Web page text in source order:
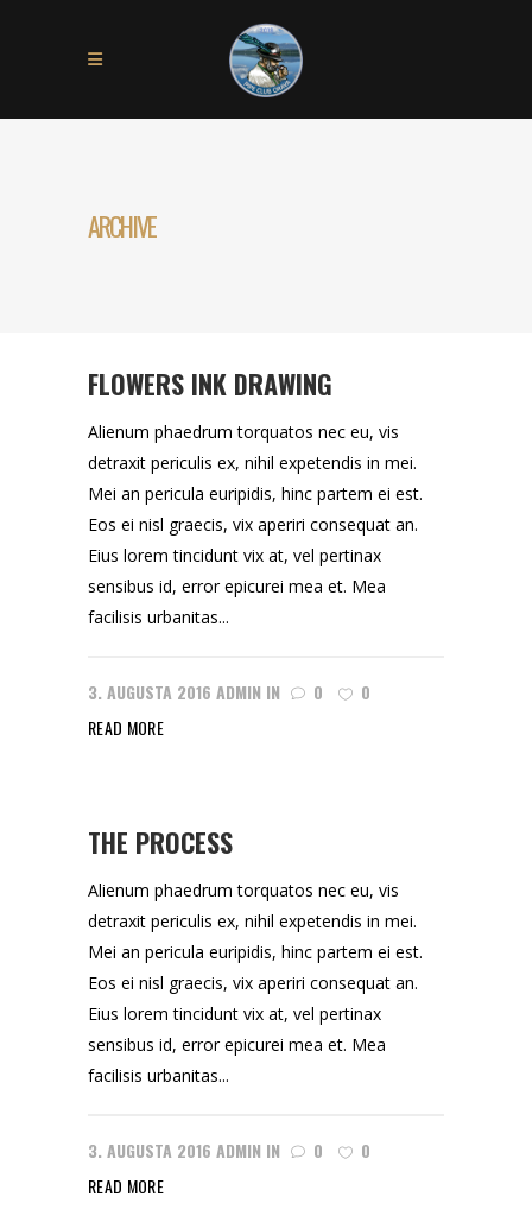
ARCHIVE
FLOWERS INK DRAWING
Alienum phaedrum torquatos nec eu, vis
detraxit periculis ex, nihil expetendis in mei.
Mei an pericula euripidis, hinc partem ei est.
Eos ei nisl graecis, vix aperiri consequat an.
Eius lorem tincidunt vix at, vel pertinax
sensibus id, error epicurei mea et. Mea
facilisis urbanitas...
3. AUGUSTA 2016 ADMIN IN 0
0
READ MORE
THE PROCESS
Alienum phaedrum torquatos nec eu, vis
detraxit periculis ex, nihil expetendis in mei.
Mei an pericula euripidis, hinc partem ei est.
Eos ei nisl graecis, vix aperiri consequat an.
Eius lorem tincidunt vix at, vel pertinax
sensibus id, error epicurei mea et. Mea
facilisis urbanitas...
3. AUGUSTA 2016 ADMIN IN 0
0
READ MORE